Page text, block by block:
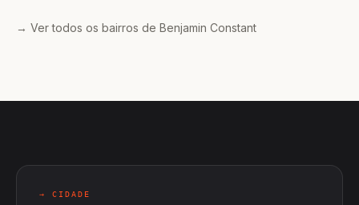
→ Ver todos os bairros de Benjamin Constant
→ CIDADE